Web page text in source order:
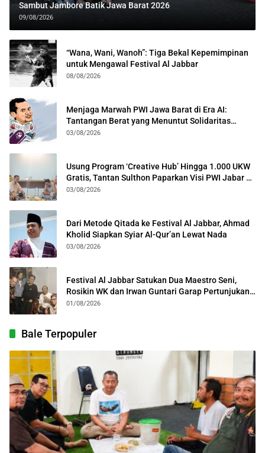
Sambut Jambore Batik Jawa Barat 2026
09/08/2026
“Wana, Wani, Wanoh”: Tiga Bekal Kepemimpinan
untuk Mengawal Festival Al Jabbar
08/08/2026
Menjaga Marwah PWI Jawa Barat di Era AI:
Tantangan Berat yang Menuntut Solidaritas
Lintas Generasi
03/08/2026
Usung Program ‘Creative Hub’ Hingga 1.000 UKW
Gratis, Tantan Sulthon Paparkan Visi PWI Jabar di
Kota Bogor
03/08/2026
Dari Metode Qitada ke Festival Al Jabbar, Ahmad
Kholid Siapkan Syiar Al-Qur’an Lewat Nada
03/08/2026
Festival Al Jabbar Satukan Dua Maestro Seni,
Rosikin WK dan Irwan Guntari Garap Pertunjukan
Kolosal
01/08/2026
Bale Terpopuler